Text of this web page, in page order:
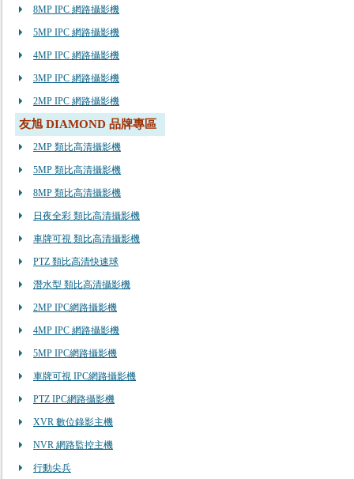
8MP IPC 網路攝影機
5MP IPC 網路攝影機
4MP IPC 網路攝影機
3MP IPC 網路攝影機
2MP IPC 網路攝影機
友旭 DIAMOND 品牌專區
2MP 類比高清攝影機
5MP 類比高清攝影機
8MP 類比高清攝影機
日夜全彩 類比高清攝影機
車牌可視 類比高清攝影機
PTZ 類比高清快速球
潛水型 類比高清攝影機
2MP IPC網路攝影機
4MP IPC 網路攝影機
5MP IPC網路攝影機
車牌可視 IPC網路攝影機
PTZ IPC網路攝影機
XVR 數位錄影主機
NVR 網路監控主機
行動尖兵